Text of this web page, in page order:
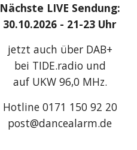
Nächste LIVE Sendung:
30.10.2026 - 21-23 Uhr
jetzt auch über DAB+
bei TIDE.radio und
auf UKW 96,0 MHz.
Hotline 0171 150 92 20
post@dancealarm.de